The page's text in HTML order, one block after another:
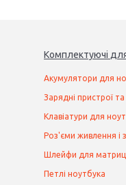
Комплектуючі
Акумулятори для
Зарядні пристрої
Клавіатури для
Роз'єми живлення і
Шлейфи для
Петлі ноутбука